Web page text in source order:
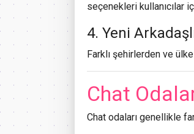
seçenekleri kullanıcılar
4. Yeni
Farklı şehirlerden ve
Chat
Chat odaları genellikle